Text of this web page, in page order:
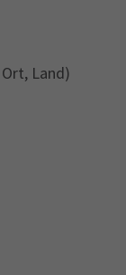
Land)